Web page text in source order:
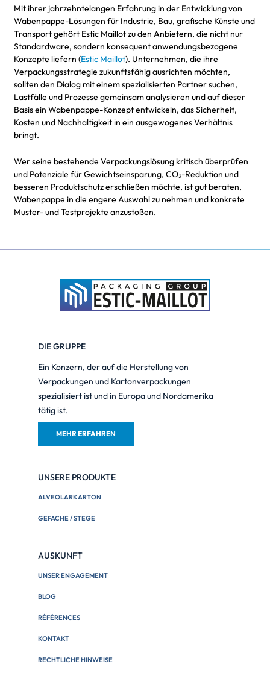
Mit ihrer jahrzehntelangen Erfahrung in der Entwicklung von
Wabenpappe-Lösungen für Industrie, Bau, grafische Künste und
Transport gehört Estic Maillot zu den Anbietern, die nicht nur
Standardware, sondern konsequent anwendungsbezogene
Konzepte liefern (Estic Maillot). Unternehmen, die ihre
Verpackungsstrategie zukunftsfähig ausrichten möchten,
sollten den Dialog mit einem spezialisierten Partner suchen,
Lastfälle und Prozesse gemeinsam analysieren und auf dieser
Basis ein Wabenpappe-Konzept entwickeln, das Sicherheit,
Kosten und Nachhaltigkeit in ein ausgewogenes Verhältnis
bringt.
Wer seine bestehende Verpackungslösung kritisch überprüfen
und Potenziale für Gewichtseinsparung, CO₂-Reduktion und
besseren Produktschutz erschließen möchte, ist gut beraten,
Wabenpappe in die engere Auswahl zu nehmen und konkrete
Muster- und Testprojekte anzustoßen.
DIE GRUPPE
Ein Konzern, der auf die Herstellung von
Verpackungen und Kartonverpackungen
spezialisiert ist und in Europa und Nordamerika
tätig ist.
MEHR ERFAHREN
UNSERE PRODUKTE
ALVEOLARKARTON
GEFACHE / STEGE
AUSKUNFT
UNSER ENGAGEMENT
BLOG
RÉFÉRENCES
KONTAKT
RECHTLICHE HINWEISE